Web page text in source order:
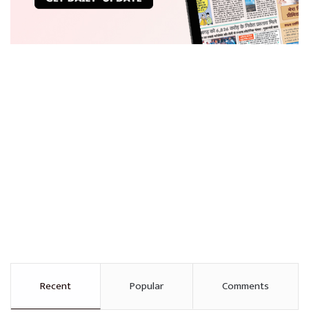
Recent Popular Comments